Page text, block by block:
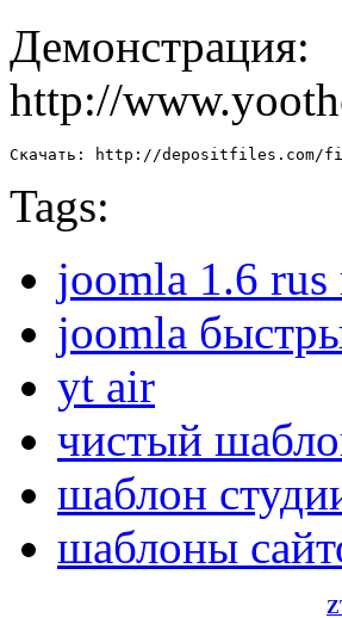
Демонстрация:
http://
Скачать: http://depositfiles.com/
Tags:
joomla 1.6
joomla
yt air
чистый
шаблон
шаблоны